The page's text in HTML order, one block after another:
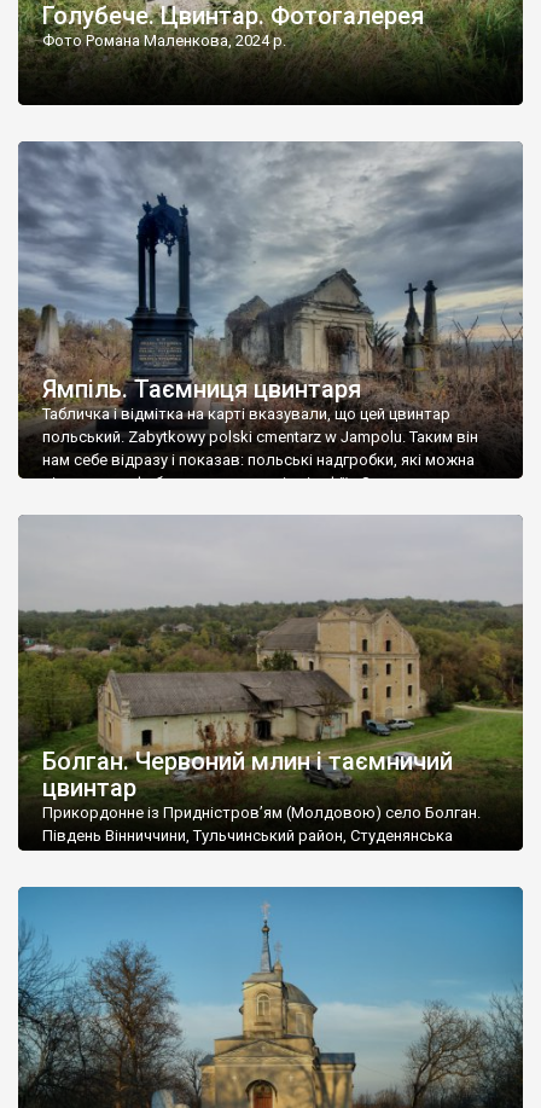
Голубече. Цвинтар. Фотогалерея
Фото Романа Маленкова, 2024 р.
Ямпіль. Таємниця цвинтаря
Табличка і відмітка на карті вказували, що цей цвинтар
польський. Zabytkowy polski cmentarz w Jampolu. Таким він
нам себе відразу і показав: польські надгробки, які можна
віднести до фабричних, польські епітафії… Загалом цвинтар
Болган. Червоний млин і таємничий
цвинтар
Прикордонне із Придністров’ям (Молдовою) село Болган.
Південь Вінниччини, Тульчинський район, Студенянська
старовинний цвинтар із кам’яними хрестами. Всі епітафії, які
збереглися, написані кирилицею, церковнослов’янською
мовою. За всіма традиційними ознаками – цвинтар
український. Хрести датуються 19 століттям. У 1924-1940
роках Болган […]